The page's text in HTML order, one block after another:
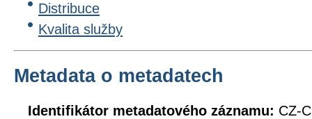
Distribuce
Kvalita služby
Metadata o metadatech
Identifikátor metadatového záznamu: CZ-